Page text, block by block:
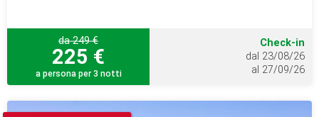
da 249 €
225 €
a persona per 3 notti
Check-in
dal 23/08/26
al 27/09/26